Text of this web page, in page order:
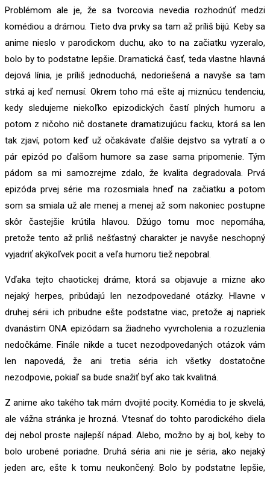
Problémom ale je, že sa tvorcovia nevedia rozhodnúť medzi
komédiou a drámou. Tieto dva prvky sa tam až príliš bijú. Keby sa
anime nieslo v parodickom duchu, ako to na začiatku vyzeralo,
bolo by to podstatne lepšie. Dramatická časť, teda vlastne hlavná
dejová línia, je príliš jednoduchá, nedoriešená a navyše sa tam
strká aj keď nemusí. Okrem toho má ešte aj miznúcu tendenciu,
kedy sledujeme niekoľko epizodických častí plných humoru a
potom z ničoho nič dostanete dramatizujúcu facku, ktorá sa len
tak zjaví, potom keď už očakávate ďalšie dejstvo sa vytratí a o
pár epizód po ďalšom humore sa zase sama pripomenie. Tým
pádom sa mi samozrejme zdalo, že kvalita degradovala. Prvá
epizóda prvej série ma rozosmiala hneď na začiatku a potom
som sa smiala už ale menej a menej až som nakoniec postupne
skôr častejšie krútila hlavou. Džúgo tomu moc nepomáha,
pretože tento až príliš nešťastný charakter je navyše neschopný
vyjadriť akýkoľvek pocit a veľa humoru tiež nepobral.
Vďaka tejto chaotickej dráme, ktorá sa objavuje a mizne ako
nejaký herpes, pribúdajú len nezodpovedané otázky. Hlavne v
druhej sérii ich pribudne ešte podstatne viac, pretože aj napriek
dvanástim ONA epizódam sa žiadneho vyvrcholenia a rozuzlenia
nedočkáme. Finále nikde a tucet nezodpovedaných otázok vám
len napovedá, že ani tretia séria ich všetky dostatočne
nezodpovie, pokiaľ sa bude snažiť byť ako tak kvalitná.
Z anime ako takého tak mám dvojité pocity. Komédia to je skvelá,
ale vážna stránka je hrozná. Vtesnať do tohto parodického diela
dej nebol proste najlepší nápad. Alebo, možno by aj bol, keby to
bolo urobené poriadne. Druhá séria ani nie je séria, ako nejaký
jeden arc, ešte k tomu neukončený. Bolo by podstatne lepšie,